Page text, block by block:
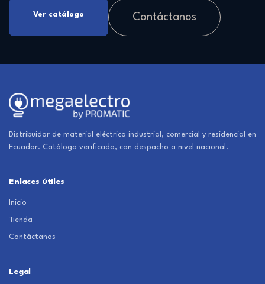
Ver catálogo Contáctanos
Distribuidor de material eléctrico industrial, comercial y residencial en
Ecuador. Catálogo verificado, con despacho a nivel nacional.
Enlaces útiles
Inicio
Tienda
Contáctanos
Legal